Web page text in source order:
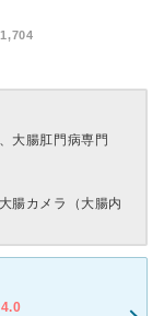
1,704
大腸肛門病専門
腸カメラ（大腸内
4.0